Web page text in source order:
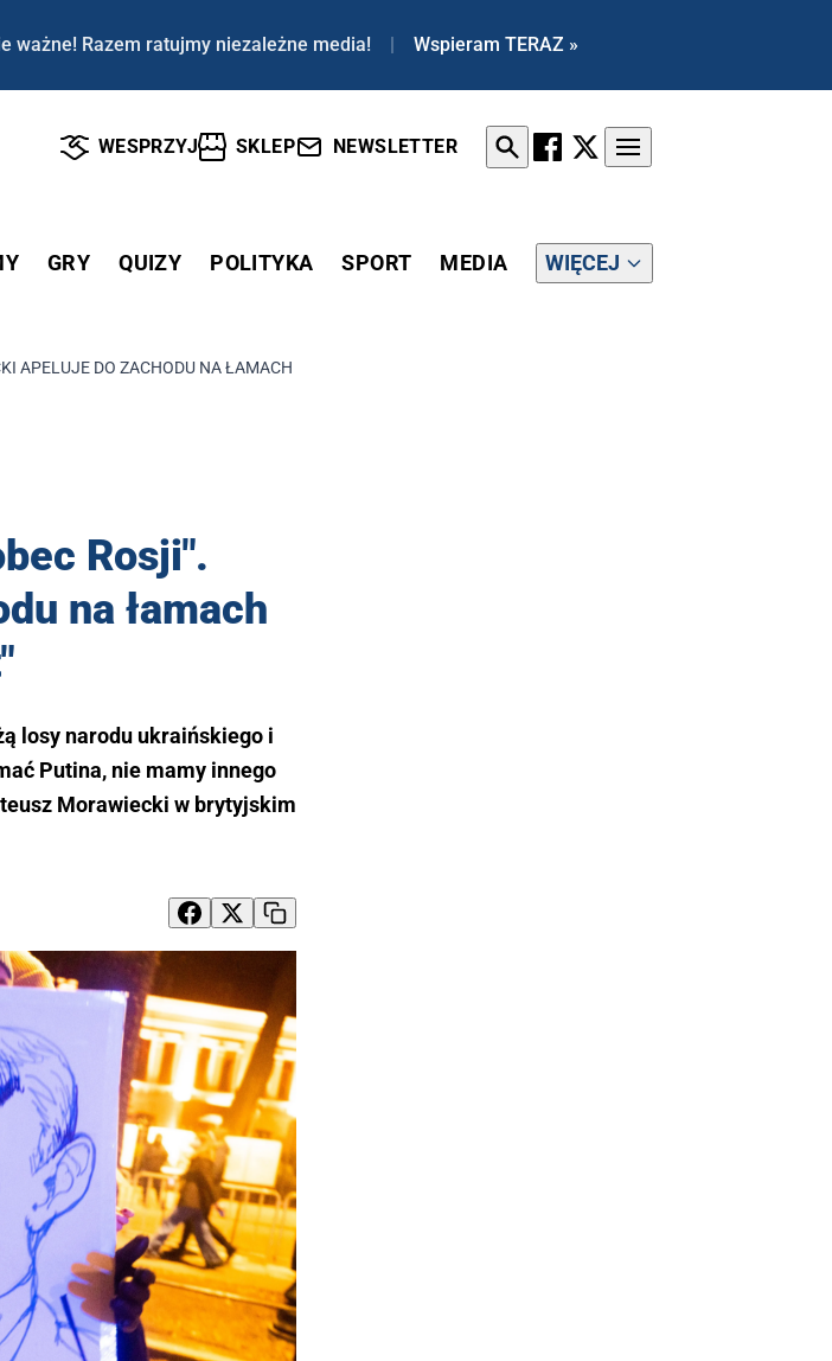
ważne! Razem ratujmy niezależne media! | Wspieram TERAZ »
WESPRZYJ SKLEP NEWSLETTER
GRY QUIZY POLITYKA SPORT MEDIA WIĘCEJ
APELUJE DO ZACHODU NA ŁAMACH "THE ECONOMIST"
Rosji".
na łamach
losy narodu ukraińskiego i
Putina, nie mamy innego
Morawiecki w brytyjskim